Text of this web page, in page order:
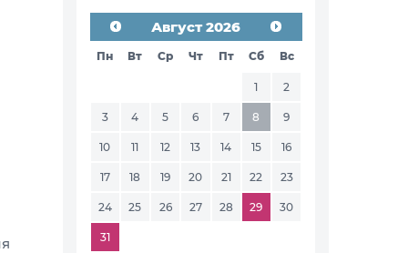
Август 2026
Пн Вт Ср Чт Пт Сб Вс
1 2
3 4 5 6 7 8 9
10 11 12 13 14 15 16
17 18 19 20 21 22 23
24 25 26 27 28 29 30
31